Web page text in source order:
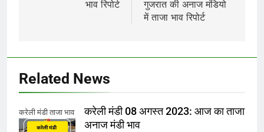
भाव रिपोर्ट
गुजरात की अनाज मंडियो
में ताजा भाव रिपोर्ट
Related News
करेली मंडी ताजा भाव
करेली मंडी 08 अगस्त 2023: आज का ताजा
अनाज मंडी भाव